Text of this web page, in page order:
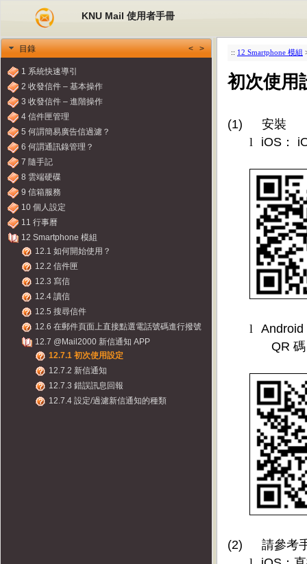
KNU Mail 使用者手冊
目錄 < >
1 系統快速導引
2 收發信件 – 基本操作
3 收發信件 – 進階操作
4 信件匣管理
5 何謂簡易廣告信過濾？
6 何謂通訊錄管理？
7 隨手記
8 雲端硬碟
9 信箱服務
10 個人設定
11 行事曆
12 Smartphone 模組
12.1 如何開始使用？
12.2 信件匣
12.3 寫信
12.4 讀信
12.5 搜尋信件
12.6 在郵件頁面上直接點選電話號碼進行撥號
12.7 @Mail2000 新信通知 APP
12.7.1 初次使用設定
12.7.2 新信通知
12.7.3 錯誤訊息回報
12.7.4 設定/過濾新信通知的種類
:: 12 Smartphone 模組
初次使用
(1)
安裝
l
iOS ：
l Android
QR 碼
(2)
請參考